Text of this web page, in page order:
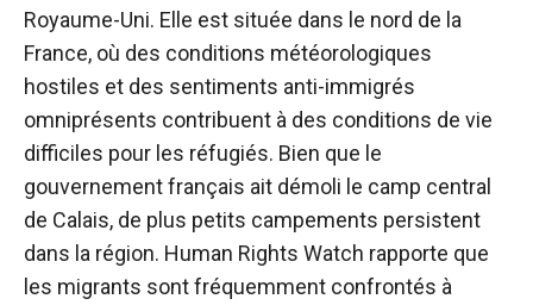
Royaume-Uni. Elle est située dans le nord de la
France, où des conditions météorologiques
hostiles et des sentiments anti-immigrés
omniprésents contribuent à des conditions de vie
difficiles pour les réfugiés. Bien que le
gouvernement français ait démoli le camp central
de Calais, de plus petits campements persistent
dans la région. Human Rights Watch rapporte que
les migrants sont fréquemment confrontés à